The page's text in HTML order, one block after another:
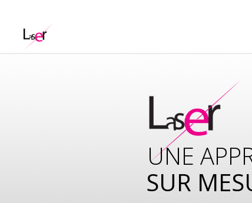
SUR
UNE